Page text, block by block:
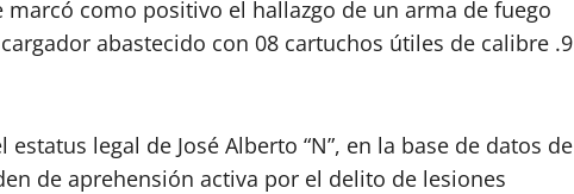
como positivo el hallazgo de un arma de fuego
abastecido con 08 cartuchos útiles de calibre .9
legal de José Alberto “N”, en la base de datos de
de aprehensión activa por el delito de lesiones